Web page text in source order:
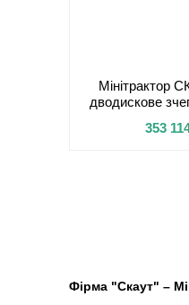
Фірма "Скаут" –
Мінітрактор
дводискове
353